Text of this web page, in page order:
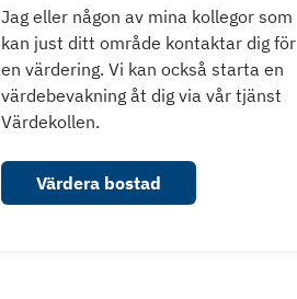
Jag eller någon av mina kollegor som
kan just ditt område kontaktar dig för
en värdering. Vi kan också starta en
värdebevakning åt dig via vår tjänst
Värdekollen.
Värdera bostad